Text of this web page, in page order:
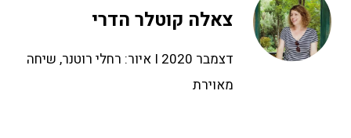
צאלה קוטלר הדרי
דצמבר 2020 I איור: רחלי רוטנר, שיחה
מאוירת